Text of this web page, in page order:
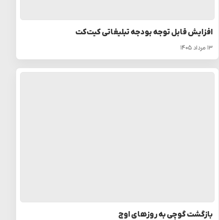
افزایش قابل توجه بودجه تبلیغاتی کیت‌کت
۱۳ مرداد ۱۴۰۵
بازگشت گوچی به روزهای اوج